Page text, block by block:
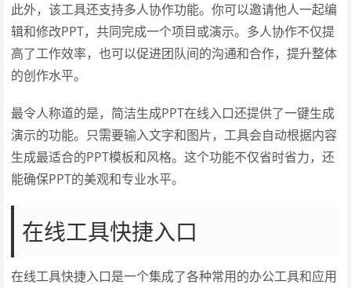
此外，该工具还支持多人协作功能。你可以邀请他人一起编
辑和修改PPT，共同完成一个项目或演示。多人协作不仅提
高了工作效率，也可以促进团队间的沟通和合作，提升整体
的创作水平。
最令人称道的是，简洁生成PPT在线入口还提供了一键生成
演示的功能。只需要输入文字和图片，工具会自动根据内容
生成最适合的PPT模板和风格。这个功能不仅省时省力，还
能确保PPT的美观和专业水平。
在线工具快捷入口
在线工具快捷入口是一个集成了各种常用的办公工具和应用